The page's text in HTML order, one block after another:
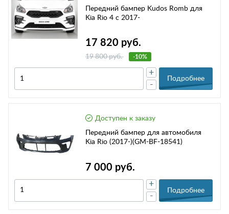
Передний бампер Kudos Romb для
Kia Rio 4 с 2017-
17 820 руб.
19 800 руб. -10%
-
+
Подробнее
Доступен к заказу
Передний бампер для автомобиля
Kia Rio (2017-)(GM-BF-18541)
7 000 руб.
-
+
Подробнее